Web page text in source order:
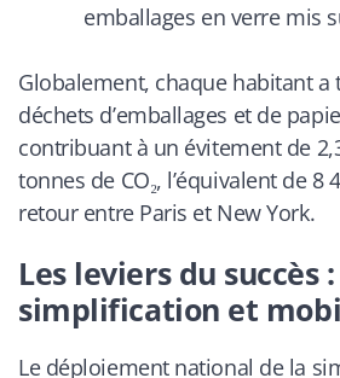
emballages en verre mis
Globalement, chaque habitant a
déchets d’emballages et de
contribuant à un évitement de
tonnes de CO₂, l’équivalent de 8
retour entre Paris et New York.
Les leviers du succès :
simplification et
Le déploiement national de la